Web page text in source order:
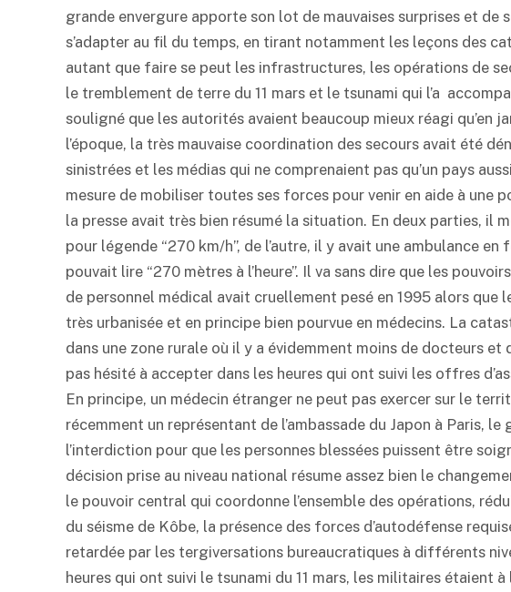
grande envergure apporte son lot de mauvaises surprises et de
s’adapter au fil du temps, en tirant notamment les leçons des
autant que faire se peut les infrastructures, les opérations de
le tremblement de terre du 11 mars et le tsunami qui l’a
souligné que les autorités avaient beaucoup mieux réagi qu’en
l’époque, la très mauvaise coordination des secours avait été
sinistrées et les médias qui ne comprenaient pas qu’un pays
mesure de mobiliser toutes ses forces pour venir en aide à une
la presse avait très bien résumé la situation. En deux parties, il
pour légende “270 km/h”, de l’autre, il y avait une ambulance
pouvait lire “270 mètres à l’heure”. Il va sans dire que les
de personnel médical avait cruellement pesé en 1995 alors que
très urbanisée et en principe bien pourvue en médecins. La
dans une zone rurale où il y a évidemment moins de docteurs et
pas hésité à accepter dans les heures qui ont suivi les offres
En principe, un médecin étranger ne peut pas exercer sur le
récemment un représentant de l’ambassade du Japon à Paris,
l’interdiction pour que les personnes blessées puissent être
décision prise au niveau national résume assez bien le
le pouvoir central qui coordonne l’ensemble des opérations,
du séisme de Kôbe, la présence des forces d’autodéfense
retardée par les tergiversations bureaucratiques à différents
heures qui ont suivi le tsunami du 11 mars, les militaires étaient